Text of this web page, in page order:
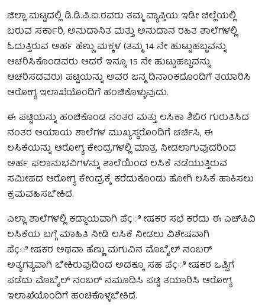
ಜಿಲ್ಲಾ ಮಟ್ಟದಲ್ಲಿ ಡಿ.ಡಿ.ಪಿ.ಐ.ರವರು ತಮ್ಮ ವ್ಯಾಪ್ತಿಯ ಇಡೀ ಜಿಲ್ಲೆಯಲ್ಲಿ
ಬರುವ ಸರ್ಕಾರಿ, ಅನುದಾನಿತ ಮತ್ತು ಅನುದಾನ ರಹಿತ ಶಾಲೆಗಳಲ್ಲಿ
ಓದುತ್ತಿರುವ ಅರ್ಹ ಹೆಣ್ಣು ಮಕ್ಕಳ (ತಮ್ಮ 14 ನೇ ಹುಟ್ಟುಹಬ್ಬವನ್ನು
ಆಚರಿಸಿಕೊಂಡವರು ಆದರೆ ಇನ್ನೂ 15 ನೇ ಹುಟ್ಟುಹಬ್ಬವನ್ನು
ಆಚರಿಸದವರು) ಪಟ್ಟಿಯನ್ನು ಅವರ ಜನ್ಮ ದಿನಾಂಕದೊಂದಿಗೆ ತಯಾರಿಸಿ
ಆರೋಗ್ಯ ಇಲಾಖೆಯೊಂದಿಗೆ ಹಂಚಿಕೊಳ್ಳುವುದು.
ಈ ಪಟ್ಟಿಯನ್ನು ಹಂಚಿಕೊಂಡ ನಂತರ ಮತ್ತು ಲಸಿಕಾ ಶಿಬಿರ ಗುರುತಿಸಿದ
ನಂತರ ಆಯಾಯ ಶಾಲೆಗಳ ಮುಖ್ಯಸ್ಥರೊಂದಿಗೆ ಚರ್ಚಿಸಿ, ಈ
ಲಸಿಕೆಯನ್ನು ಆರೋಗ್ಯ ಕೇಂದ್ರಗಳಲ್ಲಿ ಮಾತ್ರ ನೀಡಲಾಗುವುದರಿಂದ
ಅರ್ಹ ಫಲಾನುಭವಿಗಳನ್ನು ಶಾಲೆಯಿಂದ ಲಸಿಕೆ ನಡೆಯುತ್ತಿರುವ
ಸಮೀಪದ ಆರೋಗ್ಯ ಕೇಂದ್ರಕ್ಕೆ ಕರೆದುಕೊಂಡು ಹೋಗಿ ಲಸಿಕೆ ಹಾಕಿಸಲು
ಕ್ರಮವಹಿಸಬೇಕಿದೆ.
ಎಲ್ಲಾ ಶಾಲೆಗಳಲ್ಲಿ ಕಡ್ಡಾಯವಾಗಿ ಪೆÇೀಷಕರ ಸಭೆ ಕರೆದು ಈ ಎಚ್‍ಪಿವಿ
ಲಸಿಕೆಯ ಬಗ್ಗೆ ಮಾಹಿತಿ ನೀಡಿ ಲಸಿಕೆ ನೀಡಲು ವಿಶೇಷವಾಗಿ
ಪೆÇೀಷಕರ ಅಥವಾ ಹೆಣ್ಣು ಮಗುವಿನ ಮೊಬೈಲ್ ನಂಬರ್
ಅತ್ಯಗತ್ಯವಾಗಿ ಬೇಕಿರುವುದಿಂದ ಅದಕ್ಕೂ ಸಹ ಪೆÇೀಷಕರ ಒಪ್ಪಿಗೆ
ಪಡೆದು ಮೊಬೈಲ್ ನಂಬರ್ ನಮೂದಿಸಿ ಪಟ್ಟಿ ತಯಾರಿಸಿ ಆರೋಗ್ಯ
ಇಲಾಖೆಯೊಂದಿಗೆ ಹಂಚಿಕೊಳ್ಳಬೇಕಿದೆ.